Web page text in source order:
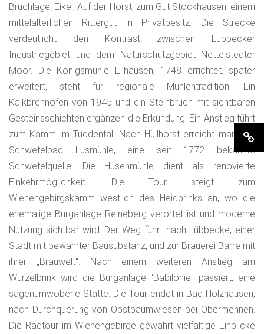
Bruchlage, Eikel, Auf der Horst, zum Gut Stockhausen, einem
mittelalterlichen Rittergut in Privatbesitz. Die Strecke
verdeutlicht den Kontrast zwischen Lübbecker
Industriegebiet und dem Naturschutzgebiet Nettelstedter
Moor. Die Königsmühle Eilhausen, 1748 errichtet, später
erweitert, steht für regionale Mühlentradition. Ein
Kalkbrennofen von 1945 und ein Steinbruch mit sichtbaren
Gesteinsschichten ergänzen die Erkundung. Ein Anstieg führt
zum Kamm im Tuddental. Nach Hüllhorst erreicht man das
Schwefelbad Lusmühle, eine seit 1772 bekannte
Schwefelquelle. Die Husenmühle dient als renovierte
Einkehrmöglichkeit. Die Tour steigt zum
Wiehengebirgskamm westlich des Heidbrinks an, wo die
ehemalige Burganlage Reineberg verortet ist und moderne
Nutzung sichtbar wird. Der Weg führt nach Lübbecke, einer
Stadt mit bewahrter Bausubstanz, und zur Brauerei Barre mit
ihrer „Brauwelt“. Nach einem weiteren Anstieg am
Wurzelbrink wird die Burganlage "Babilonie" passiert, eine
sagenumwobene Stätte. Die Tour endet in Bad Holzhausen,
nach Durchquerung von Obstbaumwiesen bei Obermehnen.
Die Radtour im Wiehengebirge gewährt vielfältige Einblicke